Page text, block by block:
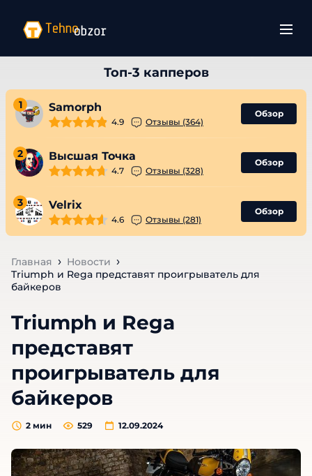
1 Samorph
4.9 Отзывы (364)
Обзор
2 Высшая Точка
4.7 Отзывы (328)
Обзор
3 Velrix
4.6 Отзывы (281)
Обзор
Главная
Новости
Triumph и Rega представят проигрыватель для
байкеров
Triumph и Rega
представят
проигрыватель для
байкеров
12.09.2024
2 мин 529